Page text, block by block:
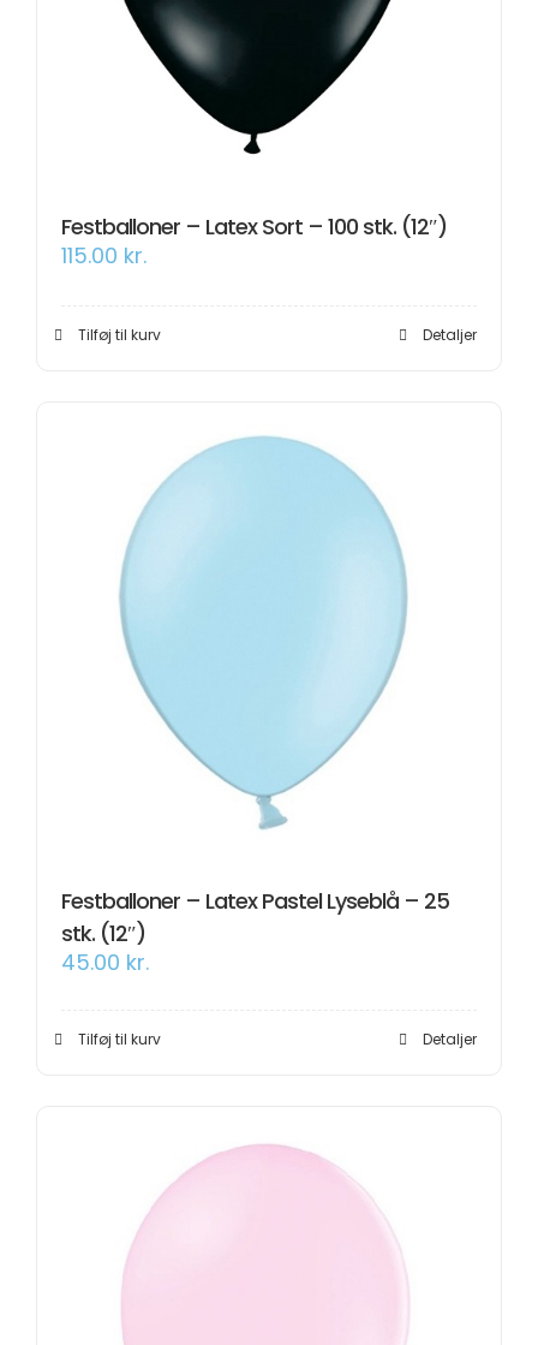
Festballoner – Latex Sort – 100 stk. (12″)
115.00 kr.
Tilføj til kurv Detaljer
Festballoner – Latex Pastel Lyseblå – 25
stk. (12″)
45.00 kr.
Tilføj til kurv Detaljer